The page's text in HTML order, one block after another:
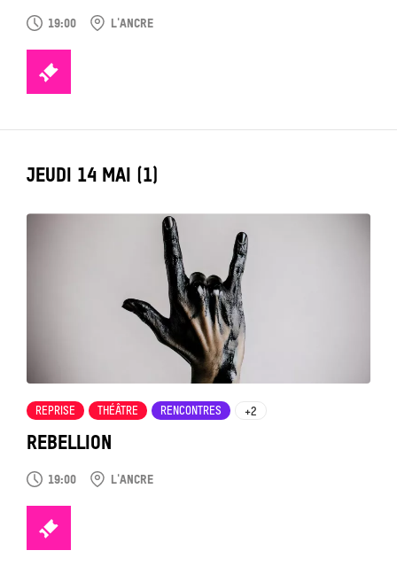
19:00 L'ANCRE
TICKETS
LABEL_DATE
JEUDI 14 MAI (1)
REBELLION
REPRISE THÉÂTRE RENCONTRES +2
19:00 L'ANCRE
TICKETS